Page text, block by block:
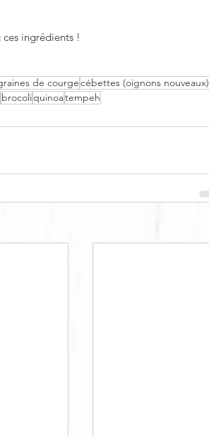
ces ingrédients !
de courgecébettes (oignons nouveaux)
brocoliquinoatempeh